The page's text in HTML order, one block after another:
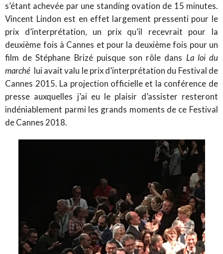
s’étant achevée par une standing ovation de 15 minutes.
Vincent Lindon est en effet largement pressenti pour le
prix d’interprétation, un prix qu’il recevrait pour la
deuxième fois à Cannes et pour la deuxième fois pour un
film de Stéphane Brizé puisque son rôle dans La loi du
marché lui avait valu le prix d’interprétation du Festival de
Cannes 2015. La projection officielle et la conférence de
presse auxquelles j’ai eu le plaisir d’assister resteront
indéniablement parmi les grands moments de ce Festival
de Cannes 2018.